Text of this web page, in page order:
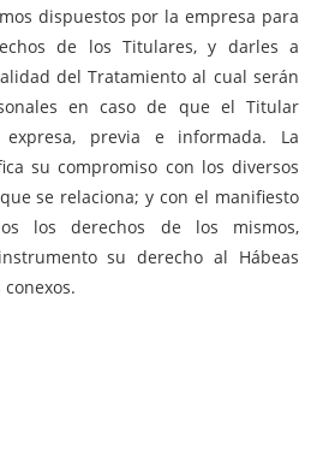
dispuestos por la empresa para
de los Titulares, y darles a
del Tratamiento al cual serán
en caso de que el Titular
previa e informada. La
su compromiso con los diversos
se relaciona; y con el manifiesto
los derechos de los mismos,
su derecho al Hábeas